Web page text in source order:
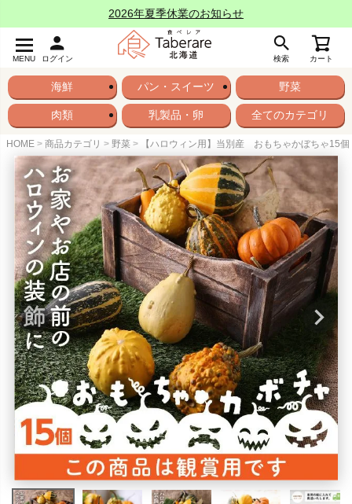
2026年夏季休業のお知らせ
MENU ログイン 検索 カート
海鮮 パン・スイーツ 野菜
肉類 乳製品・卵 全てのカテゴリ
HOME 商品カテゴリ 野菜 【ハロウィン用】当別産 おもちゃかぼちゃ15個